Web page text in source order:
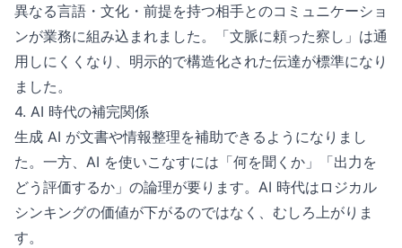
異なる言語・文化・前提を持つ相手とのコミュニケーショ
ンが業務に組み込まれました。「文脈に頼った察し」は通
用しにくくなり、明示的で構造化された伝達が標準になり
ました。
4. AI 時代の補完関係
生成 AI が文書や情報整理を補助できるようになりまし
た。一方、AI を使いこなすには「何を聞くか」「出力を
どう評価するか」の論理が要ります。AI 時代はロジカル
シンキングの価値が下がるのではなく、むしろ上がりま
す。